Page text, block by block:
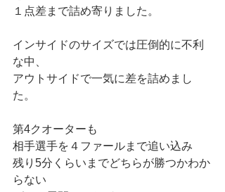
１点差まで詰め寄りました。
インサイドのサイズでは圧倒的に不利
な中、
アウトサイドで一気に差を詰めまし
た。
第4クオーターも
相手選手を４ファールまで追い込み
残り5分くらいまでどちらが勝つかわか
らない